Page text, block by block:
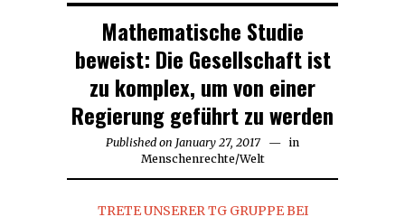
Mathematische Studie
beweist: Die Gesellschaft ist
zu komplex, um von einer
Regierung geführt zu werden
Published on January 27, 2017
in
Menschenrechte/Welt
TRETE UNSERER TG GRUPPE BEI